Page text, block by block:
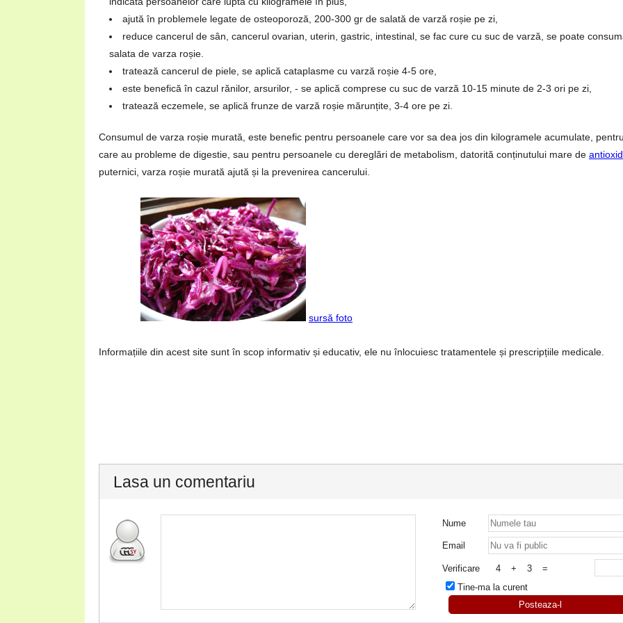
ajută în problemele legate de osteoporoză, 200-300 gr de salată de varză roșie pe zi,
reduce cancerul de sân, cancerul ovarian, uterin, gastric, intestinal, se fac cure cu suc de varză, se poate
salata de varza roșie.
tratează cancerul de piele, se aplică cataplasme cu varză roșie 4-5 ore,
este benefică în cazul rănilor, arsurilor, - se aplică comprese cu suc de varză 10-15 minute de 2-3 ori pe zi,
tratează eczemele, se aplică frunze de varză roșie mărunțite, 3-4 ore pe zi.
Consumul de varza roșie murată, este benefic pentru persoanele care vor sa dea jos din kilogramele acumulate,
care au probleme de digestie, sau pentru persoanele cu dereglări de metabolism, datorită conținutului mare de
puternici, varza roșie murată ajută și la prevenirea cancerului.
sursă foto
Informațiile din acest site sunt în scop informativ și educativ, ele nu înlocuiesc tratamentele și prescripțiile medicale.
Lasa un comentariu
Nume
Email
Verificare 4 + 3
=
Tine-ma la curent
Posteaza-l